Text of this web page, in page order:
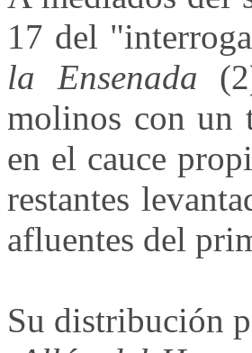
17 del
la Ensenada
molinos con un
en el cauce
restantes
afluentes del
Su distribución